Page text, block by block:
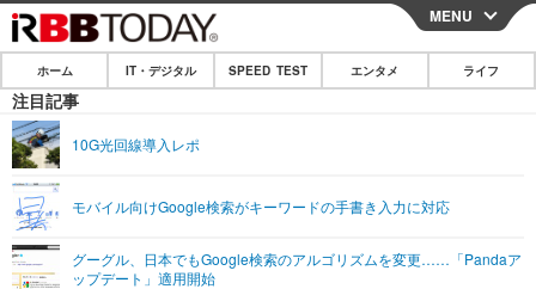
CLOSE
ホーム
IT・デジタル
ショッピング その他
SPEED TEST
エンタメ
エンタメTOP
ライフ
MENU
ホーム IT・デジタル SPEED TEST エンタメ ライフ
注目記事
10G光回線導入レポ
モバイル向けGoogle検索がキーワードの手書き入力に対応
グーグル、日本でもGoogle検索のアルゴリズムを変更……「Pandaア
ップデート」適用開始